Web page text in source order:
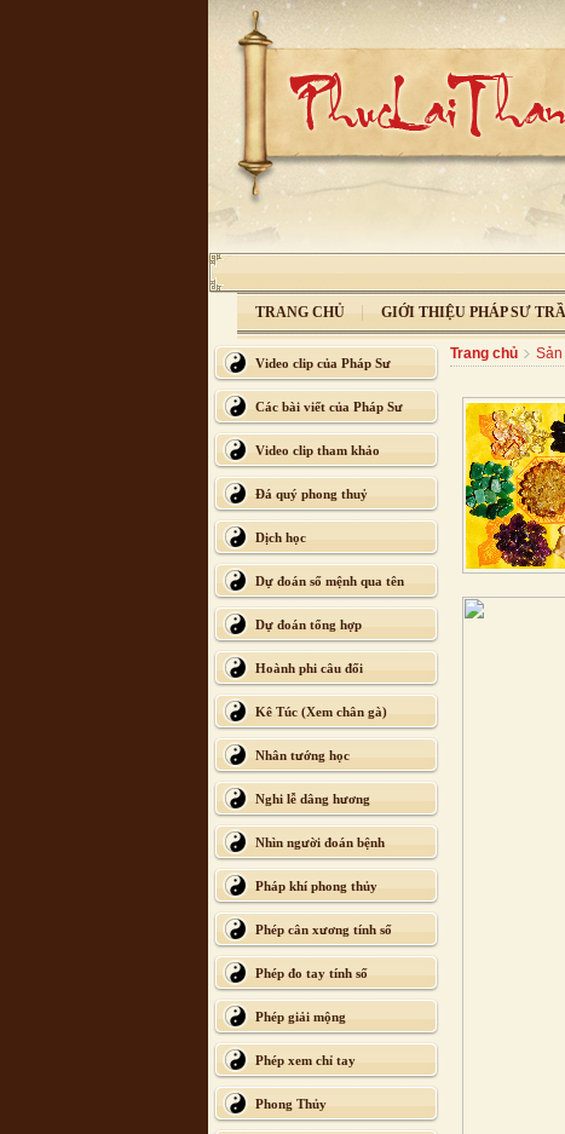
TRANG CHỦ GIỚI THIỆU PHÁP SƯ
Video clip của Pháp Sư
Các bài viết của Pháp Sư
Video clip tham khảo
Đá quý phong thuỷ
Dịch học
Dự đoán số mệnh qua tên
Dự đoán tổng hợp
Hoành phi câu đối
Kê Túc (Xem chân gà)
Nhân tướng học
Nghi lễ dâng hương
Nhìn người đoán bệnh
Pháp khí phong thủy
Phép cân xương tính số
Phép đo tay tính số
Phép giải mộng
Phép xem chỉ tay
Phong Thủy
Trang chủ